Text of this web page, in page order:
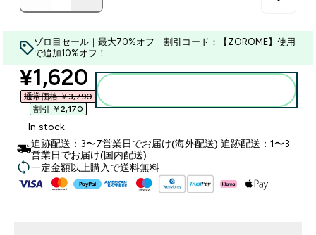
ゾロ目セール｜最大70%オフ｜割引コード：【ZOROME】使用
で追加10%オフ！
discounted price
¥1,620‎
通常価格 ￥3,790‎
割引 ￥2,170‎
In stock
追跡配送：3〜7営業日でお届け(海外配送) 追跡配送：1〜3
営業日でお届け(国内配送)
一定金額以上購入で送料無料